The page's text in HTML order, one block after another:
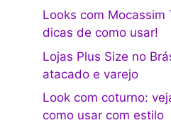
Looks com Mocassim
dicas de como usar!
Lojas Plus Size no
atacado e varejo
Look com coturno:
como usar com estilo